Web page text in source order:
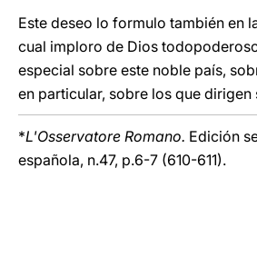
Este deseo lo formulo también en
cual imploro de Dios
especial sobre este noble país,
en particular, sobre los que dirigen
*L'Osservatore Romano. Edición
española, n.47, p.6-7 (610-611).